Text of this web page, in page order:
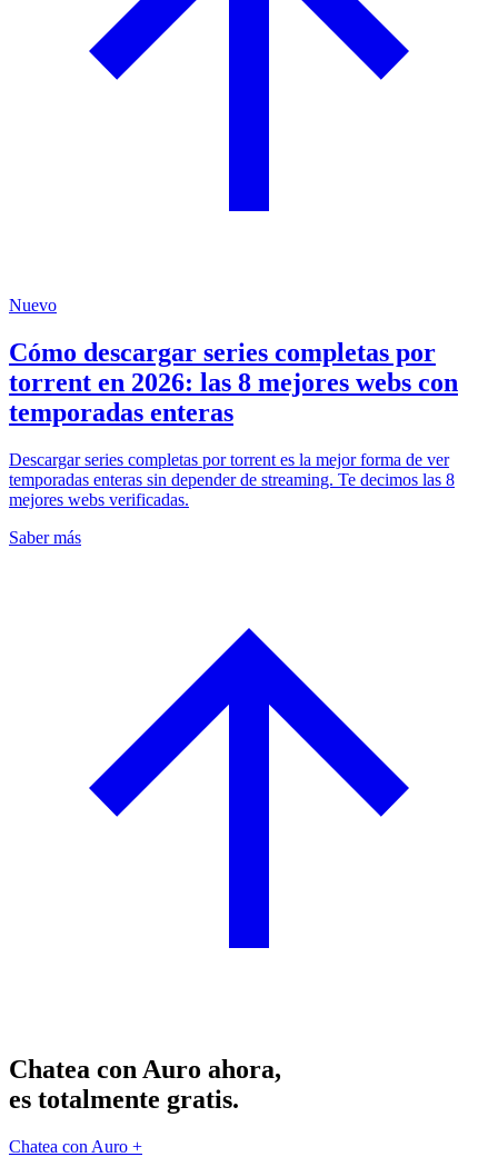
Nuevo
Cómo descargar series completas por
torrent en 2026: las 8 mejores webs con
temporadas enteras
Descargar series completas por torrent es la mejor forma de ver
temporadas enteras sin depender de streaming. Te decimos las 8
mejores webs verificadas.
Saber más
Chatea con Auro ahora,
es totalmente gratis.
Chatea con Auro +